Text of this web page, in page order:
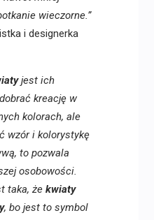
wieczorne.”
i designerka
jest ich
kreację w
kolorach, ale
wzór i kolorystykę
to pozwala
osobowości.
taka, że kwiaty
, bo jest to symbol